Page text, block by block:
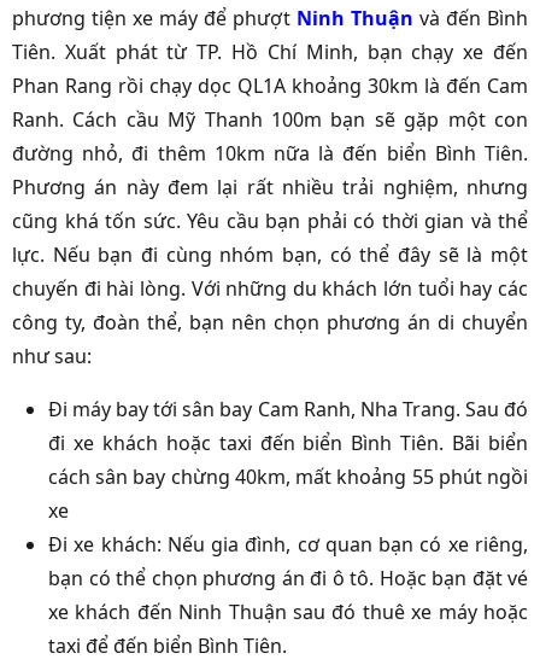
phương tiện xe máy để phượt Ninh Thuận và đến Bình
Tiên. Xuất phát từ TP. Hồ Chí Minh, bạn chạy xe đến
Phan Rang rồi chạy dọc QL1A khoảng 30km là đến Cam
Ranh. Cách cầu Mỹ Thanh 100m bạn sẽ gặp một con
đường nhỏ, đi thêm 10km nữa là đến biển Bình Tiên.
Phương án này đem lại rất nhiều trải nghiệm, nhưng
cũng khá tốn sức. Yêu cầu bạn phải có thời gian và thể
lực. Nếu bạn đi cùng nhóm bạn, có thể đây sẽ là một
chuyến đi hài lòng. Với những du khách lớn tuổi hay các
công ty, đoàn thể, bạn nên chọn phương án di chuyển
như sau:
Đi máy bay tới sân bay Cam Ranh, Nha Trang. Sau đó
đi xe khách hoặc taxi đến biển Bình Tiên. Bãi biển
cách sân bay chừng 40km, mất khoảng 55 phút ngồi
xe
Đi xe khách: Nếu gia đình, cơ quan bạn có xe riêng,
bạn có thể chọn phương án đi ô tô. Hoặc bạn đặt vé
xe khách đến Ninh Thuận sau đó thuê xe máy hoặc
taxi để đến biển Bình Tiên.